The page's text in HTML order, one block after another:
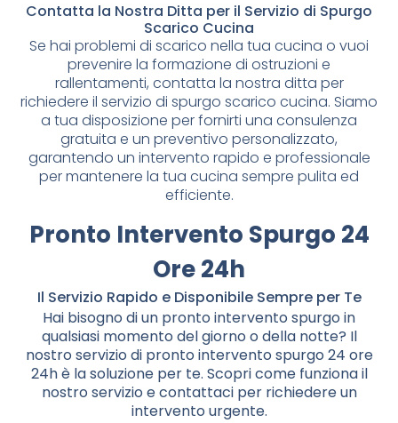
Contatta la Nostra Ditta per il Servizio di Spurgo
Scarico Cucina
Se hai problemi di scarico nella tua cucina o vuoi
prevenire la formazione di ostruzioni e
rallentamenti, contatta la nostra ditta per
richiedere il servizio di spurgo scarico cucina. Siamo
a tua disposizione per fornirti una consulenza
gratuita e un preventivo personalizzato,
garantendo un intervento rapido e professionale
per mantenere la tua cucina sempre pulita ed
efficiente.
Pronto Intervento Spurgo 24
Ore 24h
Il Servizio Rapido e Disponibile Sempre per Te
Hai bisogno di un pronto intervento spurgo in
qualsiasi momento del giorno o della notte? Il
nostro servizio di pronto intervento spurgo 24 ore
24h è la soluzione per te. Scopri come funziona il
nostro servizio e contattaci per richiedere un
intervento urgente.